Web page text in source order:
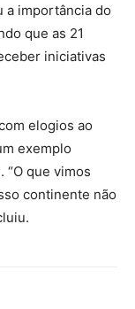
a importância do
que as 21
iniciativas
elogios ao
exemplo
que vimos
continente não